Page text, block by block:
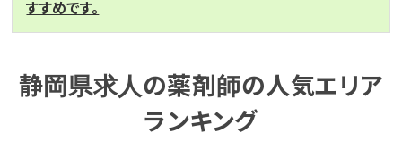
すすめです。
静岡県求人の薬剤師の人気エリア
ランキング